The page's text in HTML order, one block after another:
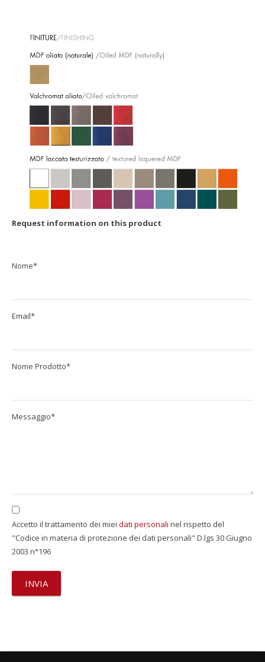
Request information on this product
Nome*
Email*
Nome Prodotto*
Messaggio*
Accetto il trattamento dei miei dati personali nel rispetto del
"Codice in materia di protezione dei dati personali" D.lgs 30 Giugno
2003 n°196